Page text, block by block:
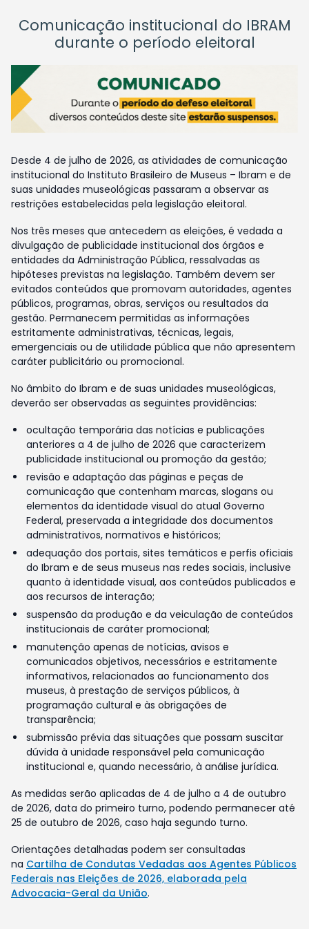
Comunicação institucional do IBRAM
durante o período eleitoral
Desde 4 de julho de 2026, as atividades de comunicação
institucional do Instituto Brasileiro de Museus – Ibram e de
suas unidades museológicas passaram a observar as
restrições estabelecidas pela legislação eleitoral.
Nos três meses que antecedem as eleições, é vedada a
divulgação de publicidade institucional dos órgãos e
entidades da Administração Pública, ressalvadas as
hipóteses previstas na legislação. Também devem ser
evitados conteúdos que promovam autoridades, agentes
públicos, programas, obras, serviços ou resultados da
gestão. Permanecem permitidas as informações
estritamente administrativas, técnicas, legais,
emergenciais ou de utilidade pública que não apresentem
caráter publicitário ou promocional.
No âmbito do Ibram e de suas unidades museológicas,
deverão ser observadas as seguintes providências:
ocultação temporária das notícias e publicações
anteriores a 4 de julho de 2026 que caracterizem
publicidade institucional ou promoção da gestão;
revisão e adaptação das páginas e peças de
comunicação que contenham marcas, slogans ou
elementos da identidade visual do atual Governo
Federal, preservada a integridade dos documentos
administrativos, normativos e históricos;
adequação dos portais, sites temáticos e perfis oficiais
do Ibram e de seus museus nas redes sociais, inclusive
quanto à identidade visual, aos conteúdos publicados e
aos recursos de interação;
suspensão da produção e da veiculação de conteúdos
institucionais de caráter promocional;
manutenção apenas de notícias, avisos e
comunicados objetivos, necessários e estritamente
informativos, relacionados ao funcionamento dos
museus, à prestação de serviços públicos, à
programação cultural e às obrigações de
transparência;
submissão prévia das situações que possam suscitar
dúvida à unidade responsável pela comunicação
institucional e, quando necessário, à análise jurídica.
As medidas serão aplicadas de 4 de julho a 4 de outubro
de 2026, data do primeiro turno, podendo permanecer até
25 de outubro de 2026, caso haja segundo turno.
Orientações detalhadas podem ser consultadas
na Cartilha de Condutas Vedadas aos Agentes Públicos
Federais nas Eleições de 2026, elaborada pela
Advocacia-Geral da União.